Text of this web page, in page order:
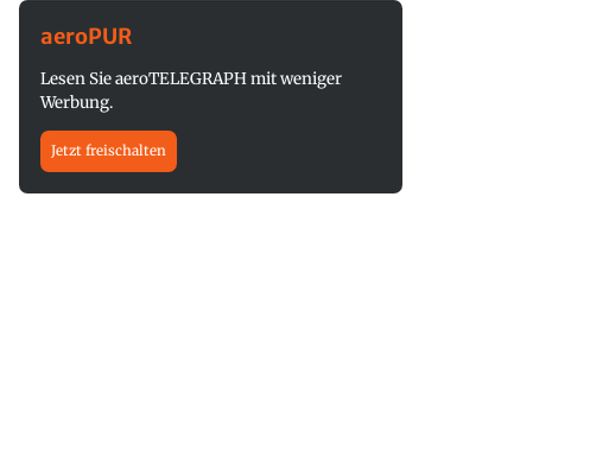
aeroPUR
Lesen Sie aeroTELEGRAPH mit weniger
Werbung.
Jetzt freischalten